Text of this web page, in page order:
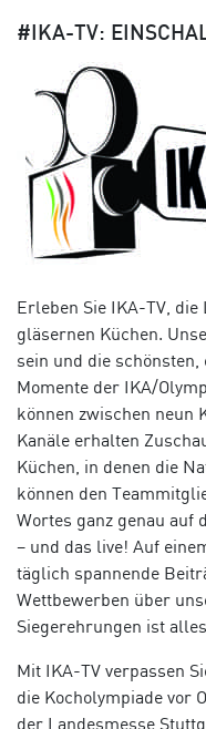
#IKA-TV:
Erleben Sie IKA-TV,
gläsernen Küchen.
sein und die
Momente der IKA/
können zwischen neun
Kanäle erhalten
Küchen, in denen die
können den
Wortes ganz genau auf
– und das live! Auf
täglich spannende
Wettbewerben über
Siegerehrungen ist
Mit IKA-TV verpassen
die Kocholympiade vor
der Landesmesse